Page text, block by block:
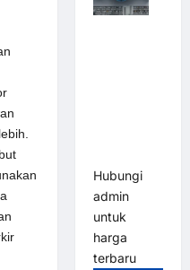
Hubungi
admin
untuk
harga
terbaru